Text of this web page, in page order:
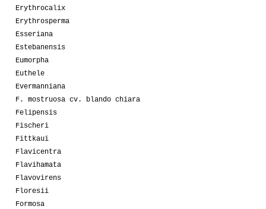
Erythrocalix
Erythrosperma
Esseriana
Estebanensis
Eumorpha
Euthele
Evermanniana
F. mostruosa cv. blando chiara
Felipensis
Fischeri
Fittkaui
Flavicentra
Flavihamata
Flavovirens
Floresii
Formosa